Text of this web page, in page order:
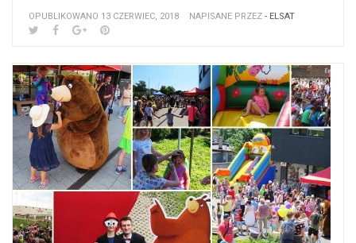
OPUBLIKOWANO 13 CZERWIEC, 2018 NAPISANE PRZEZ - ELSAT